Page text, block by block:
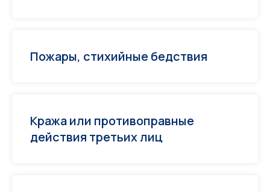
Пожары, стихийные бедствия
Кража или противоправные
действия третьих лиц